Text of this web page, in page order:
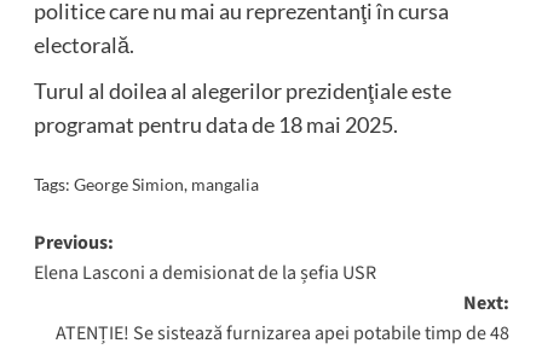
politice care nu mai au reprezentanţi în cursa
electorală.
Turul al doilea al alegerilor prezidenţiale este
programat pentru data de 18 mai 2025.
Tags: George Simion, mangalia
Post
navigation
Previous:
Elena Lasconi a demisionat de la șefia USR
Next:
ATENȚIE! Se sistează furnizarea apei potabile timp de 48